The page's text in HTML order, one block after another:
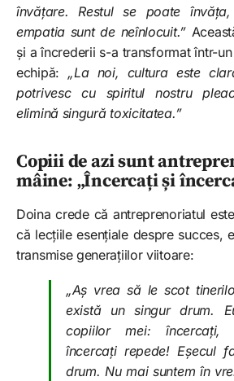
învățare. Restul se poate
empatia sunt de neînlocuit.”
și a încrederii s-a transformat într-
echipă: „La noi, cultura este
potrivesc cu spiritul nostru
elimină singură toxicitatea.”
Copiii de azi sunt
mâine: „Încercați și
Doina crede că antreprenoriatul
că lecțiile esențiale despre succes,
transmise generațiilor viitoare:
„Aș vrea să le scot
există un singur drum.
copiilor mei: încercați,
încercați repede! Eșecul
drum. Nu mai suntem în